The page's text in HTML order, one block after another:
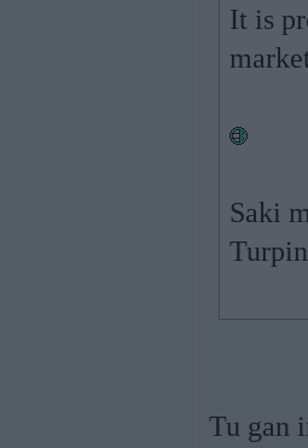
It is
Saki
Tu gan